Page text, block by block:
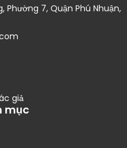
Phường 7, Quận Phú Nhuận,
giả
mục